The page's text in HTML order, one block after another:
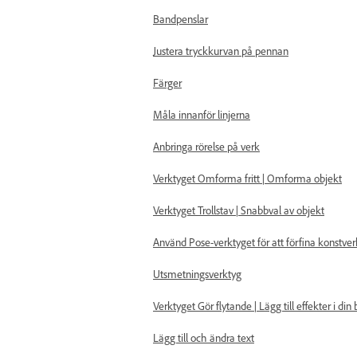
Bandpenslar
Justera tryckkurvan på pennan
Färger
Måla innanför linjerna
Anbringa rörelse på verk
Verktyget Omforma fritt | Omforma objekt
Verktyget Trollstav | Snabbval av objekt
Använd Pose-verktyget för att förfina
Utsmetningsverktyg
Verktyget Gör flytande | Lägg till effekter i din
Lägg till och ändra text